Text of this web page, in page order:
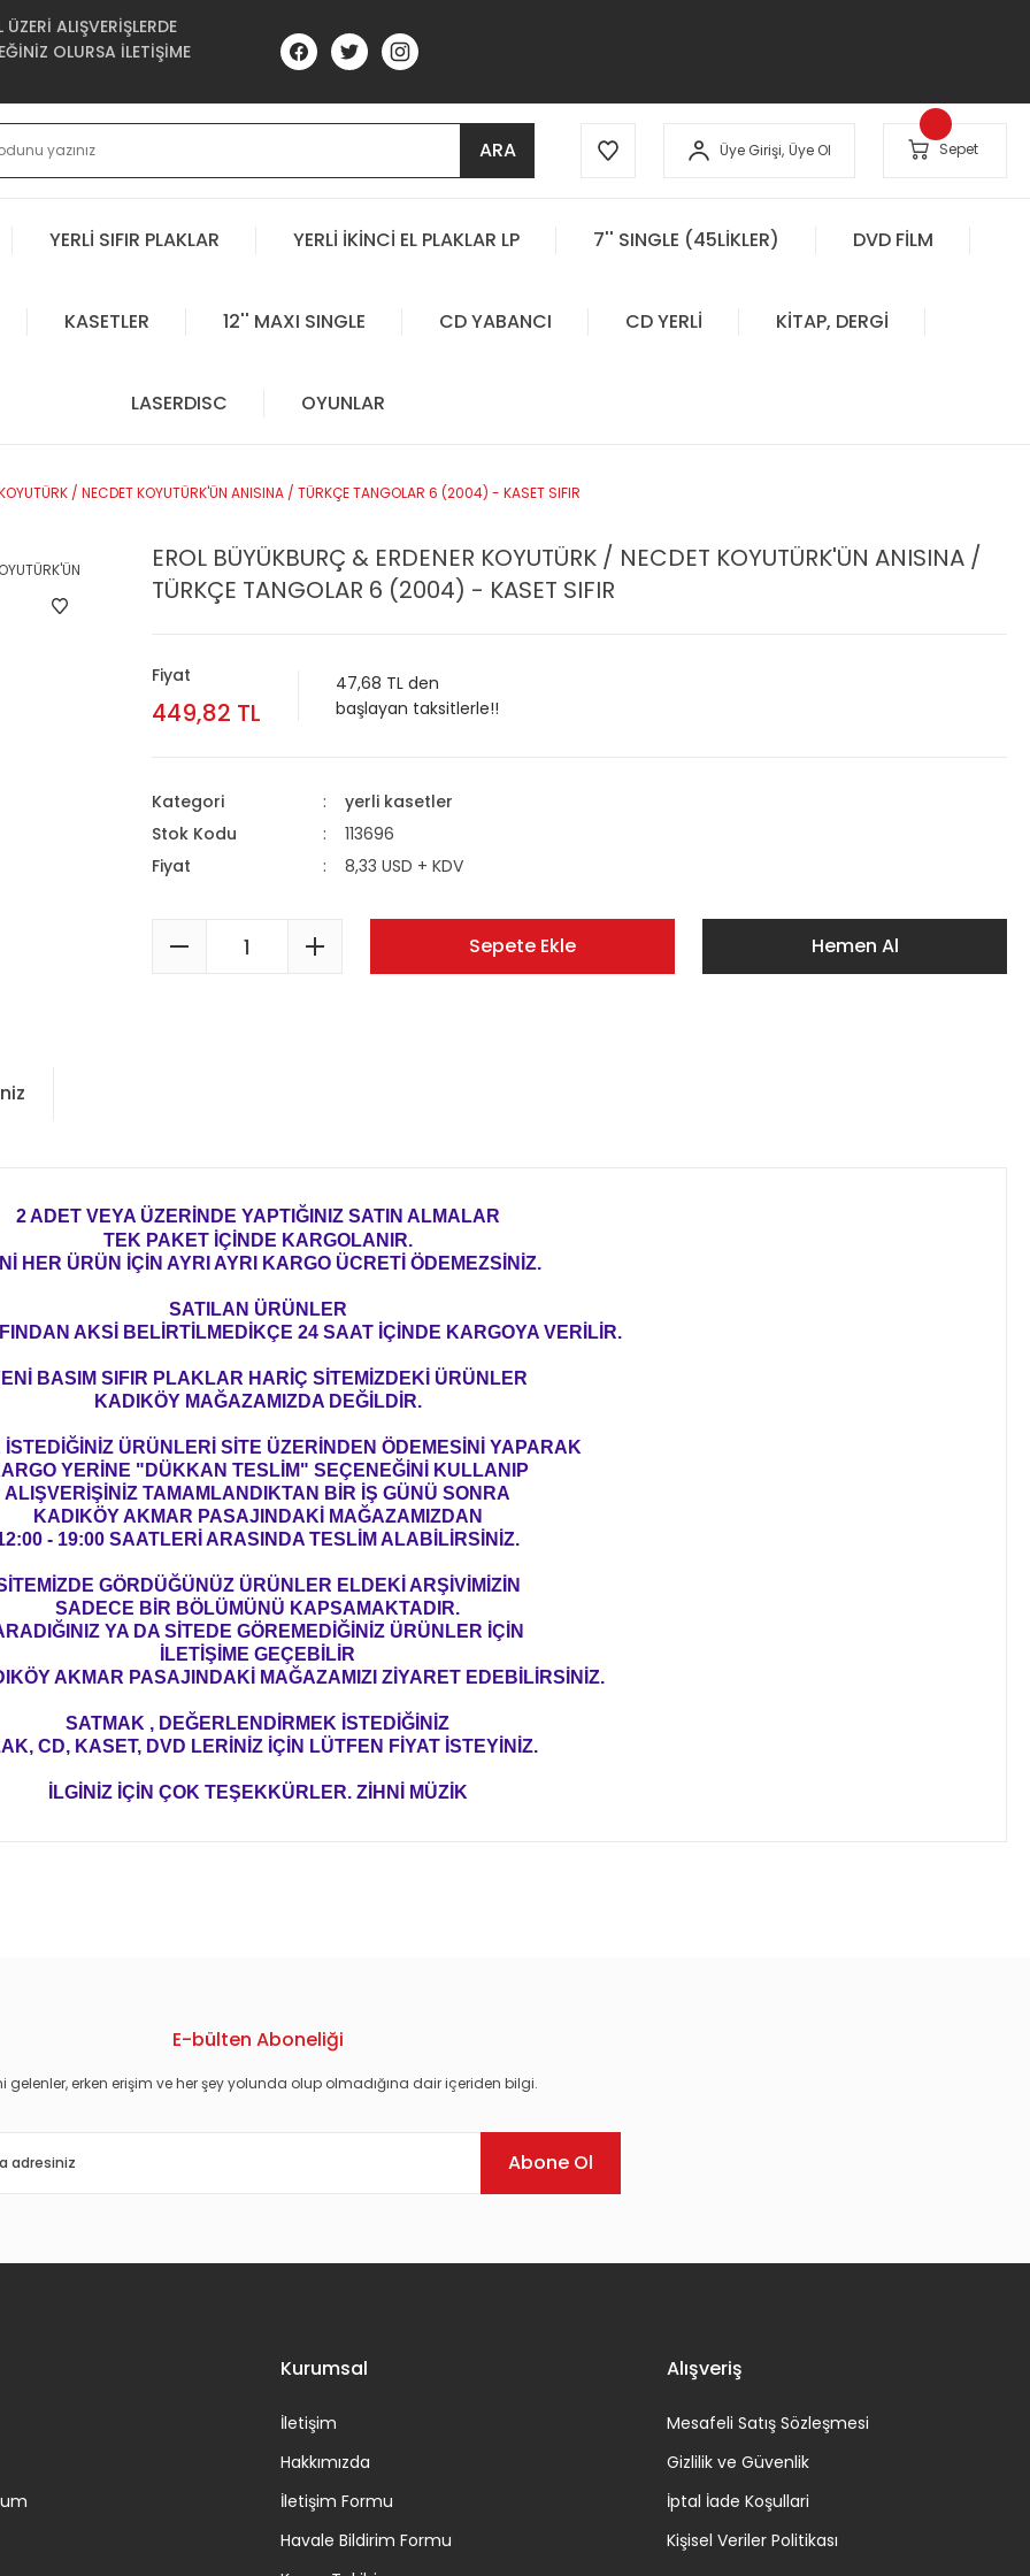
ALIŞVERİŞLERDE
OLURSA İLETİŞİME
ARA Üye Girişi, Üye Ol Sepet
YERLİ SIFIR PLAKLAR YERLİ İKİNCİ EL PLAKLAR LP 7'' SINGLE (45LİKLER) DVD FİLM
KASETLER 12'' MAXI SINGLE CD YABANCI CD YERLİ KİTAP, DERGİ
LASERDISC OYUNLAR
/ NECDET KOYUTÜRK'ÜN ANISINA / TÜRKÇE TANGOLAR 6 (2004) - KASET SIFIR
EROL BÜYÜKBURÇ & ERDENER KOYUTÜRK / NECDET KOYUTÜRK'ÜN ANISINA /
TÜRKÇE TANGOLAR 6 (2004) - KASET SIFIR
Fiyat
449,82 TL
47,68 TL den
başlayan taksitlerle!!
Kategori
yerli kasetler
Stok Kodu
113696
Fiyat
8,33 USD + KDV
Sepete Ekle Hemen Al
2 ADET VEYA ÜZERİNDE YAPTIĞINIZ SATIN ALMALAR
TEK PAKET İÇİNDE KARGOLANIR.
HER ÜRÜN İÇİN AYRI AYRI KARGO ÜCRETİ ÖDEMEZSİNİZ.
SATILAN ÜRÜNLER
AKSİ BELİRTİLMEDİKÇE 24 SAAT İÇİNDE KARGOYA VERİLİR.
BASIM SIFIR PLAKLAR HARİÇ SİTEMİZDEKİ ÜRÜNLER
KADIKÖY MAĞAZAMIZDA DEĞİLDİR.
ÜRÜNLERİ SİTE ÜZERİNDEN ÖDEMESİNİ YAPARAK
YERİNE "DÜKKAN TESLİM" SEÇENEĞİNİ KULLANIP
ALIŞVERİŞİNİZ TAMAMLANDIKTAN BİR İŞ GÜNÜ SONRA
KADIKÖY AKMAR PASAJINDAKİ MAĞAZAMIZDAN
- 19:00 SAATLERİ ARASINDA TESLİM ALABİLİRSİNİZ.
GÖRDÜĞÜNÜZ ÜRÜNLER ELDEKİ ARŞİVİMİZİN
SADECE BİR BÖLÜMÜNÜ KAPSAMAKTADIR.
YA DA SİTEDE GÖREMEDİĞİNİZ ÜRÜNLER İÇİN
İLETİŞİME GEÇEBİLİR
AKMAR PASAJINDAKİ MAĞAZAMIZI ZİYARET EDEBİLİRSİNİZ.
SATMAK , DEĞERLENDİRMEK İSTEDİĞİNİZ
CD, KASET, DVD LERİNİZ İÇİN LÜTFEN FİYAT İSTEYİNİZ.
İLGİNİZ İÇİN ÇOK TEŞEKKÜRLER. ZİHNİ MÜZİK
E-bülten Aboneliği
gelenler, erken erişim ve her şey yolunda olup olmadığına dair içeriden bilgi.
Abone Ol
Kurumsal
İletişim
Hakkımızda
İletişim Formu
Havale Bildirim Formu
Alışveriş
Mesafeli Satış Sözleşmesi
Gizlilik ve Güvenlik
İptal İade Koşullari
Kişisel Veriler Politikası